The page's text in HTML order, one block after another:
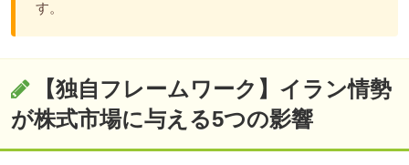
す。
【独自フレームワーク】イラン情勢
が株式市場に与える5つの影響